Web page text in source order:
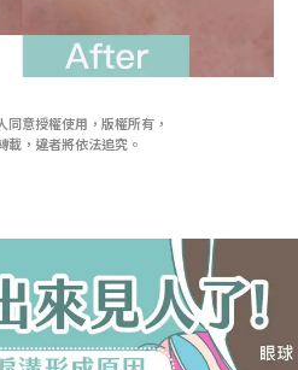
同意授權使用，版權所有，
載，違者將依法追究。